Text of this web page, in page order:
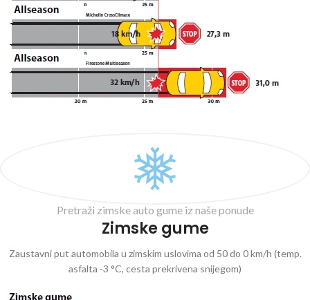
Pretraži zimske auto gume iz naše ponude
Zimske gume
Zaustavni put automobila u zimskim uslovima od 50 do 0 km/h (temp.
asfalta -3 °C, cesta prekrivena snijegom)